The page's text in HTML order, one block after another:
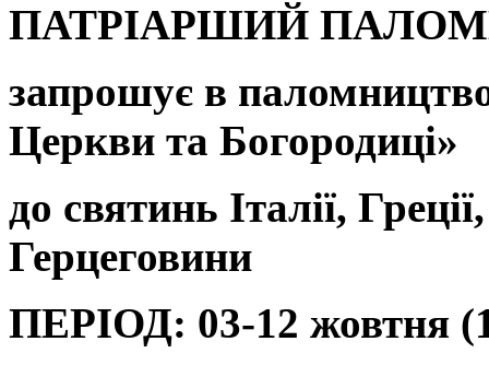
ПАТРІАРШИЙ
запрошує в
Церкви та Богородиці»
до святинь Італії,
Герцеговини
ПЕРІОД: 03-12 жовтня